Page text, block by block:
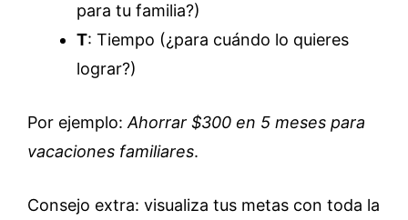
para tu familia?)
T: Tiempo (¿para cuándo lo quieres
lograr?)
Por ejemplo: Ahorrar $300 en 5 meses para
vacaciones familiares.
Consejo extra: visualiza tus metas con toda la